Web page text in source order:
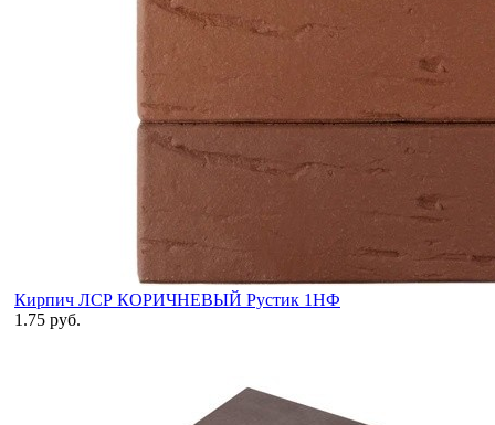
Кирпич ЛСР КОРИЧНЕВЫЙ Рустик 1НФ
1.75 руб.